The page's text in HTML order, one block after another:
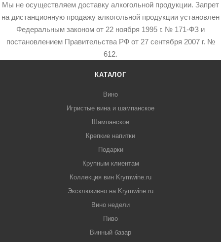
Мы не осуществляем доставку алкогольной продукции. Запрет
на дистанционную продажу алкогольной продукции установлен
Федеральным законом от 22 ноября 1995 г. № 171-ФЗ и
постановлением Правительства РФ от 27 сентября 2007 г. №
612.
КАТАЛОГ
Вино
Игристые вина и шампанское
Шампанское
Крепкие напитки
Подарки
Крупным клиентам
Коллекция вин Krymwine.ru
Эксклюзивно на Krymwine.ru
Вино недели
Пиво
Винный базар